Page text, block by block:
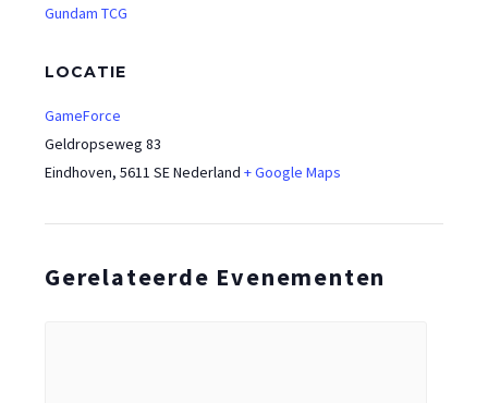
Gundam TCG
LOCATIE
GameForce
Geldropseweg 83
Eindhoven, 5611 SENederland + Google Maps
Gerelateerde Evenementen